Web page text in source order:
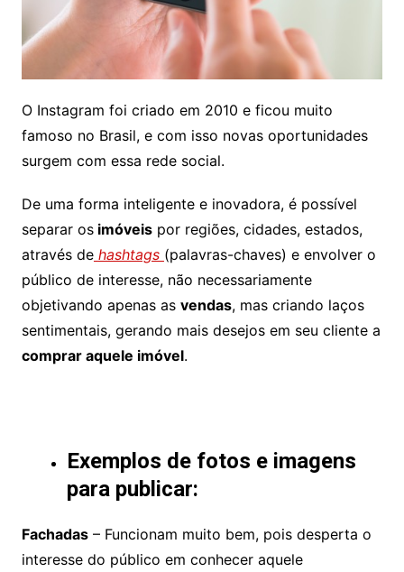
O Instagram foi criado em 2010 e ficou muito
famoso no Brasil, e com isso novas oportunidades
surgem com essa rede social.
De uma forma inteligente e inovadora, é possível
separar osimóveispor regiões, cidades, estados,
através de hashtags (palavras-chaves) e envolver o
público de interesse, não necessariamente
objetivando apenas as vendas, mas criando laços
sentimentais, gerando mais desejos em seu cliente a
comprar aquele imóvel.
Exemplos de fotos e imagens
para publicar:
Fachadas– Funcionam muito bem, pois desperta o
interesse do público em conhecer aquele